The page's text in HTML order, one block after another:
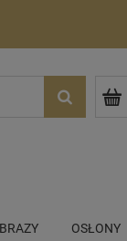
OSŁONY